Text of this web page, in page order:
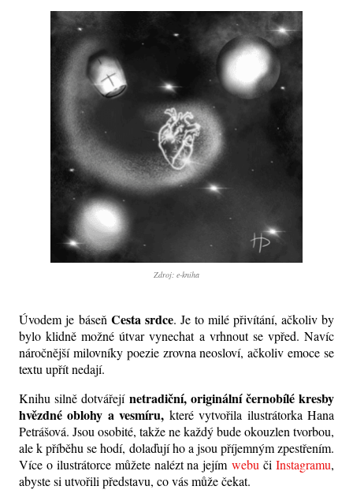
Zdroj: e-kniha
Úvodem je báseň Cesta srdce. Je to milé přivítání, ačkoliv by
bylo klidně možné útvar vynechat a vrhnout se vpřed. Navíc
náročnější milovníky poezie zrovna neosloví, ačkoliv emoce se
textu upřít nedají.
Knihu silně dotvářejí netradiční, originální černobílé kresby
hvězdné oblohy a vesmíru, které vytvořila ilustrátorka Hana
Petrášová. Jsou osobité, takže ne každý bude okouzlen tvorbou,
ale k příběhu se hodí, dolaďují ho a jsou příjemným zpestřením.
Více o ilustrátorce můžete nalézt na jejímwebu čiInstagramu,
abyste si utvořili představu, co vás může čekat.